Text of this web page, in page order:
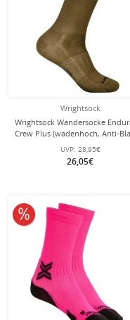
Wrightsock
Wrightsock Wandersocke
Crew Plus (wadenhoch, Anti-
Socke) coyotebraun - 1 Paar
UVP: 28,95€
26,05€
10% reduziert